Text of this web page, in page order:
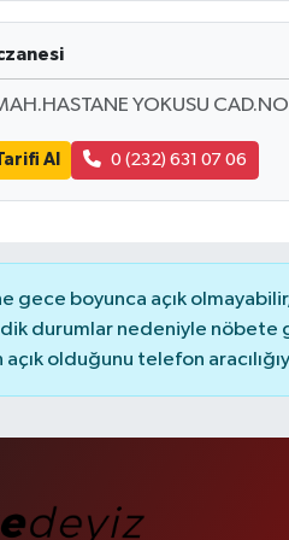
YOKUSU
Al 0 (232) 631 07 06
gece boyunca açık
durumlar nedeniyle nöbete
açık olduğunu telefon